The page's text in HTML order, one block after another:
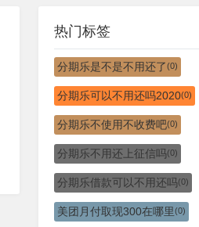
热门标签
分期乐是不是不用还了(0)
分期乐可以不用还吗2020(0)
分期乐不使用不收费吧(0)
分期乐不用还上征信吗(0)
分期乐借款可以不用还吗(0)
美团月付取现300在哪里(0)